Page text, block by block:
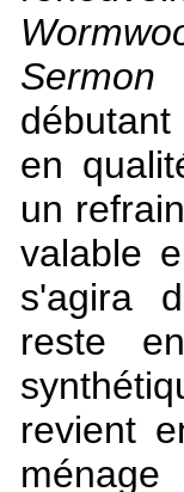
Sermon
en
un
valable
s'agira
reste
revient